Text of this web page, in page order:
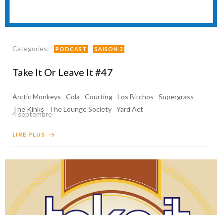
Categories: PODCAST SAISON 3
Take It Or Leave It #47
Arctic Monkeys Cola Courting Los Bitchos
Supergrass
The Kinks
The Lounge Society Yard Act
4 septembre
LIRE PLUS